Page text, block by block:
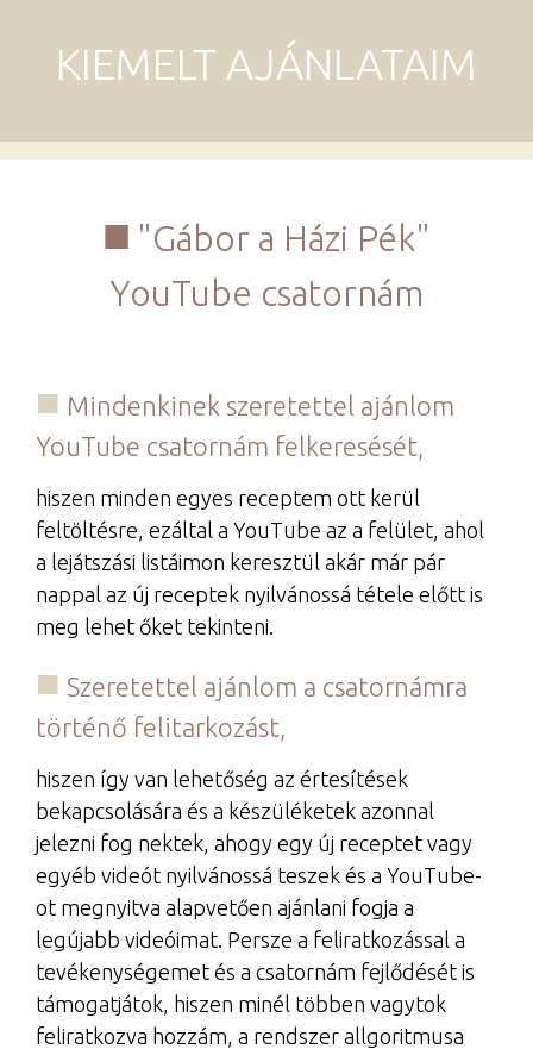
KIEMELT AJÁNLATAIM
"Gábor a Házi Pék"
YouTube csatornám
Mindenkinek szeretettel ajánlom
YouTube csatornám felkeresését,
hiszen minden egyes receptem ott kerül
feltöltésre, ezáltal a YouTube az a felület, ahol
a lejátszási listáimon keresztül akár már pár
nappal az új receptek nyilvánossá tétele előtt is
meg lehet őket tekinteni.
Szeretettel ajánlom a csatornámra
történő felitarkozást,
hiszen így van lehetőség az értesítések
bekapcsolására és a készüléketek azonnal
jelezni fog nektek, ahogy egy új receptet vagy
egyéb videót nyilvánossá teszek és a YouTube-
ot megnyitva alapvetően ajánlani fogja a
legújabb videóimat. Persze a feliratkozással a
tevékenységemet és a csatornám fejlődését is
támogatjátok, hiszen minél többen vagytok
feliratkozva hozzám, a rendszer allgoritmusa